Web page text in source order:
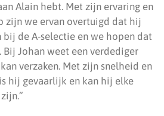
Alain hebt. Met zijn ervaring en
zijn we ervan overtuigd dat hij
bij de A-selectie en we hopen dat
Bij Johan weet een verdediger
verzaken. Met zijn snelheid en
hij gevaarlijk en kan hij elke